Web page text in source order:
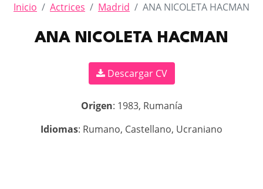
Inicio Actrices Madrid ANA NICOLETA HACMAN
ANA NICOLETA HACMAN
Descargar CV
Origen: 1983, Rumanía
Idiomas: Rumano, Castellano, Ucraniano